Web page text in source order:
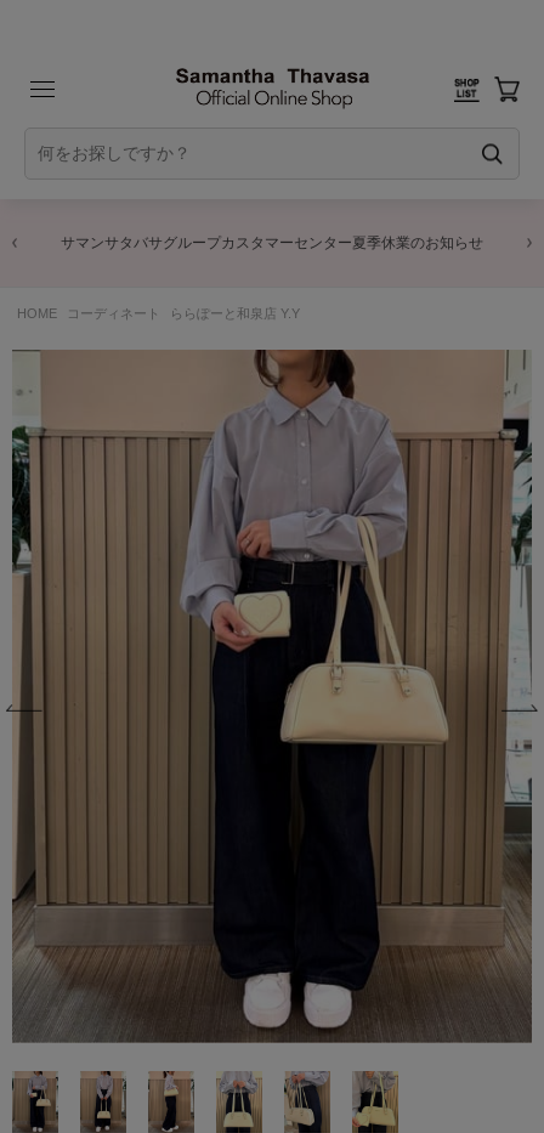
サマンサタバサグループカスタマーセンター夏季休業のお知らせ
HOME コーディネート ららぽーと和泉店 Y.Y